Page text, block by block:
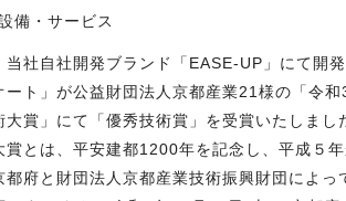
備・サービス
当社自社開発ブランド「EASE-UP」にて開
ート」が公益財団法人京都産業21様の「令
大賞」にて「優秀技術賞」を受賞いたしまし
賞とは、平安建都1200年を記念し、平成５
都府と財団法人京都産業技術振興財団によっ